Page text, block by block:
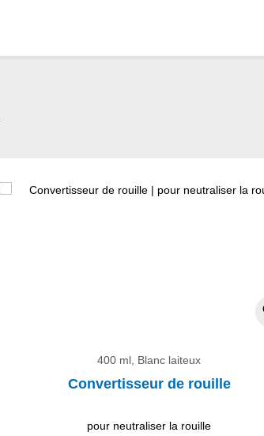
400 ml, Blanc laiteux
Convertisseur de rouille
pour neutraliser la rouille